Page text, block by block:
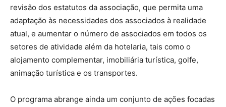
revisão dos estatutos da associação, que permita uma
adaptação às necessidades dos associados à realidade
atual, e aumentar o número de associados em todos os
setores de atividade além da hotelaria, tais como o
alojamento complementar, imobiliária turística, golfe,
animação turística e os transportes.
O programa abrange ainda um conjunto de ações focadas